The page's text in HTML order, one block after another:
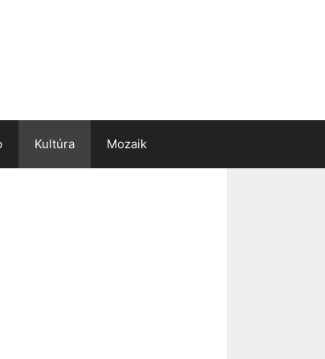
Kultúra Mozaik